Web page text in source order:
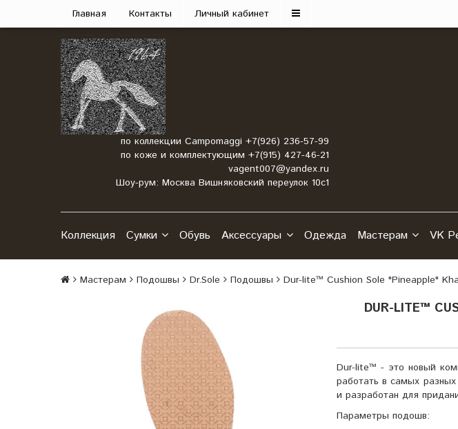
Главная Контакты Личный кабинет
по коллекции Campomaggi +7(926) 236-57-99
по коже и комплектующим +7(915) 427-46-21
vagent007@yandex.ru
Шоу-рум: Москва Вишняковский переулок 10с1
Коллекция Сумки Обувь Аксессуары Одежда Мастерам VK
Мастерам Подошвы Dr.Sole Подошвы Dur-lite™ Cushion Sole "Pineapple"
DUR-LITE™
Dur-lite™ - это новый
работать в самых
и разработан для
Параметры подошв: